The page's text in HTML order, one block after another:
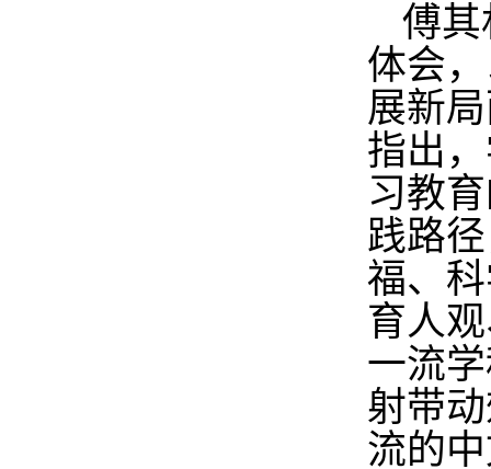
傅其
体会
展新
指出
习教
践路
福、
育人
一流
射带
流的